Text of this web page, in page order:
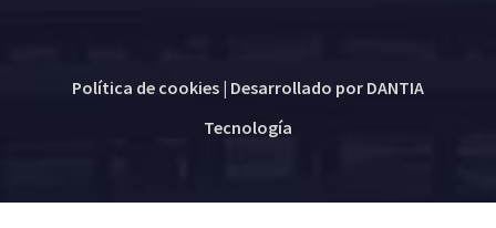
Política de cookies| Desarrollado por DANTIA
Tecnología